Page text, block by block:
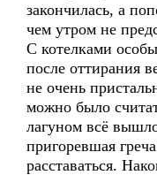
закончилась, а
чем утром не
С котелками
после оттирания
не очень
можно было
лагуном всё
пригоревшая
расставаться.